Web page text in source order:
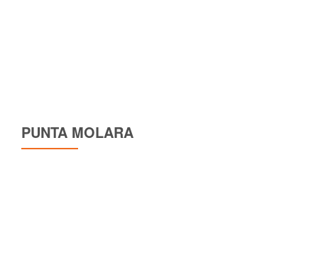
PUNTA MOLARA